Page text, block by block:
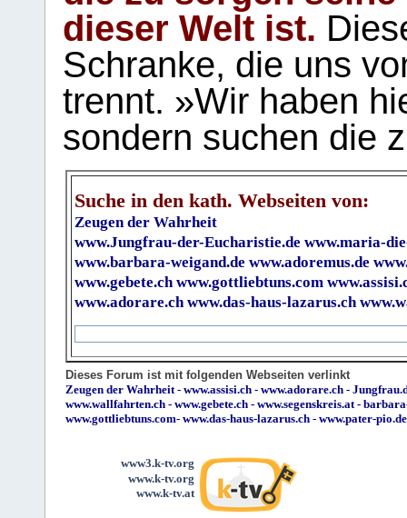
dieser Welt ist.
Schranke, die uns
trennt. »Wir haben
sondern suchen die
Suche in den kath. Webseiten von:
Zeugen der Wahrheit
www.Jungfrau-der-Eucharistie.de www.maria-
www.barbara-weigand.de www.adoremus.de
www.gebete.ch www.gottliebtuns.com
www.adorare.ch www.das-haus-lazarus.ch
Dieses Forum ist mit folgenden Webseiten verlinkt
Zeugen der Wahrheit- www.assisi.ch - www.adorare.ch -
www.wallfahrten.ch - www.gebete.ch - www.segenskreis.at-
www.gottliebtuns.com- www.das-haus-lazarus.ch - www.pater-pio.de
www3.k-tv.org
www.k-tv.org
www.k-tv.at